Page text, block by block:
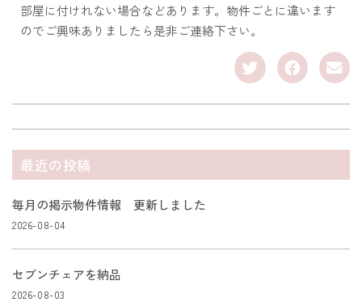
部屋に付けれない場合などあります。物件ごとに違います
のでご興味ありましたら是非ご連絡下さい。
最近の投稿
毎月の掲示物件情報 更新しました
2026-08-04
セブンチェアを納品
2026-08-03